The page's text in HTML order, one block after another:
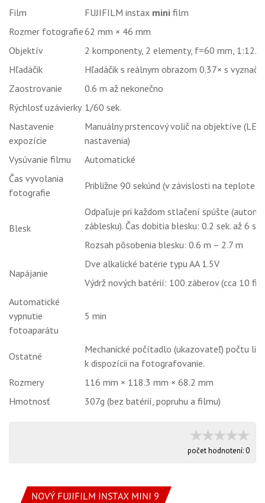
Film FUJIFILM instax mini film
Rozmer fotografie62 mm × 46 mm
Objektív
2 komponenty, 2 elementy, f=60 mm, 1:12.7
Hľadáčik
Hľadáčik s reálnym obrazom 0.37× s
Zaostrovanie
0.6 m až nekonečno
Rýchlosť uzávierky 1/60 sek.
Nastavenie
expozície
Manuálny prstencový volič na objektíve
nastavenia)
Vysúvanie filmu
Automatické
Čas vyvolania
fotografie
Približne 90 sekúnd (v závislosti na teplote
Blesk
Odpaľuje pri každom stlačení spúšte
záblesku). Čas dobitia blesku: 0.2 sek. až 6
Rozsah pôsobenia blesku: 0.6 m – 2.7 m
Napájanie
Dve alkalické batérie typu AA 1.5V
Výdrž nových batérií: 100 záberov (cca 10
Automatické
vypnutie
fotoaparátu
5 min
Ostatné
Mechanické počítadlo (ukazovateľ) počtu
k dispozícii na fotografovanie.
Rozmery
116 mm × 118.3 mm × 68.2 mm
Hmotnosť
307g (bez batérií, popruhu a filmu)
počet hodnotení:0
NOVÝ FUJIFILM INSTAX MINI 9